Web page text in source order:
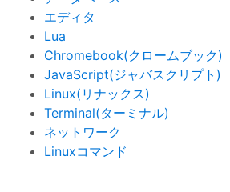
エディタ
Lua
Chromebook(クロームブック)
JavaScript(ジャバスクリプト)
Linux(リナックス)
Terminal(ターミナル)
ネットワーク
Linuxコマンド